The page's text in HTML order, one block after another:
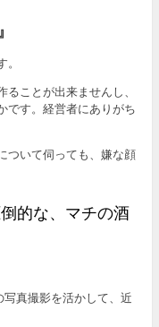
ことが出来ませんし、
です。経営者にありがち
ついて伺っても、嫌な顔
的な、マチの酒
写真撮影を活かして、近